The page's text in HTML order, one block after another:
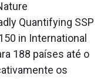
Quantifying SSP
in International
188 países até o
os